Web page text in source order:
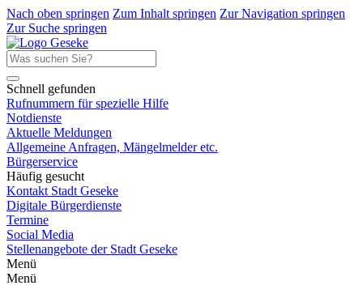
Nach oben springen Zum Inhalt springen Zur Navigation springen
Zur Suche springen
Schnell gefunden
Rufnummern für spezielle Hilfe
Notdienste
Aktuelle Meldungen
Allgemeine Anfragen, Mängelmelder etc.
Bürgerservice
Häufig gesucht
Kontakt Stadt Geseke
Digitale Bürgerdienste
Termine
Social Media
Stellenangebote der Stadt Geseke
Menü
Menü